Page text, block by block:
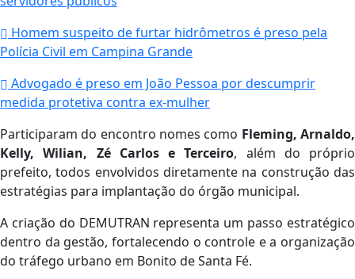
Homem suspeito de furtar hidrômetros é preso pela
Polícia Civil em Campina Grande
Advogado é preso em João Pessoa por descumprir
medida protetiva contra ex-mulher
Participaram do encontro nomes como Fleming, Arnaldo,
Kelly, Wilian, Zé Carlos e Terceiro, além do próprio
prefeito, todos envolvidos diretamente na construção das
estratégias para implantação do órgão municipal.
A criação do DEMUTRAN representa um passo estratégico
dentro da gestão, fortalecendo o controle e a organização
do tráfego urbano em Bonito de Santa Fé.